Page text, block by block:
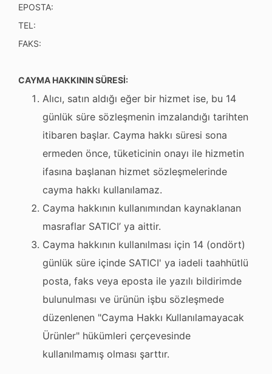
EPOSTA:
TEL:
FAKS:
CAYMA HAKKININ SÜRESİ:
Alıcı, satın aldığı eğer bir hizmet ise, bu 14
günlük süre sözleşmenin imzalandığı tarihten
itibaren başlar. Cayma hakkı süresi sona
ermeden önce, tüketicinin onayı ile hizmetin
ifasına başlanan hizmet sözleşmelerinde
cayma hakkı kullanılamaz.
Cayma hakkının kullanımından kaynaklanan
masraflar SATICI’ ya aittir.
Cayma hakkının kullanılması için 14 (ondört)
günlük süre içinde SATICI' ya iadeli taahhütlü
posta, faks veya eposta ile yazılı bildirimde
bulunulması ve ürünün işbu sözleşmede
düzenlenen "Cayma Hakkı Kullanılamayacak
Ürünler" hükümleri çerçevesinde
kullanılmamış olması şarttır.